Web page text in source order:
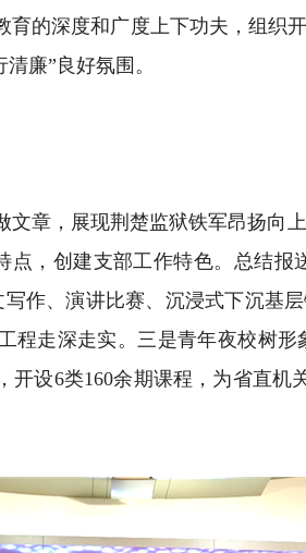
的深度和广度上下功夫，组织
廉”良好氛围。
，展现荆楚监狱铁军昂扬向
，创建支部工作特色。总结报
作、演讲比赛、沉浸式下沉基
程走深走实。三是青年夜校树
设6类160余期课程，为省直